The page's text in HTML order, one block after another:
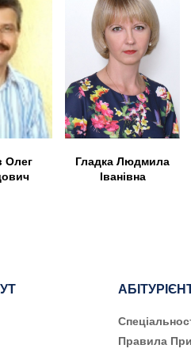
Олег
Гладка Людмила
Іванівна
Правила